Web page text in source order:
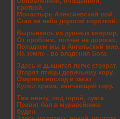
кроткой.
Монастырь Алексиевский мой
Стал на небо дорогой короткой.
Вырываясь из душных квартир,
От проблем, толчеи на дорогах,
Попадаем мы в Ангельский мир,
На земле - во владения Бога.
Здесь и дышится легче стократ,
Вторят птицы девичьему хору.
Озаряют восход и закат
Купол храма, венчающий гору.
Там внизу, под горой, суета
Правит бал в муравейнике
буден.